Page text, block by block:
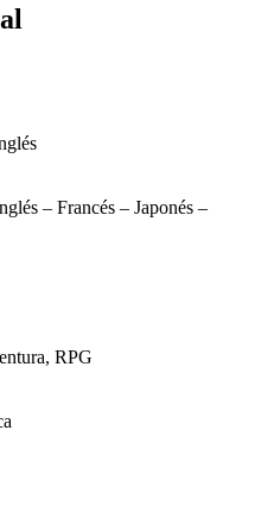
– Francés – Japonés –
RPG